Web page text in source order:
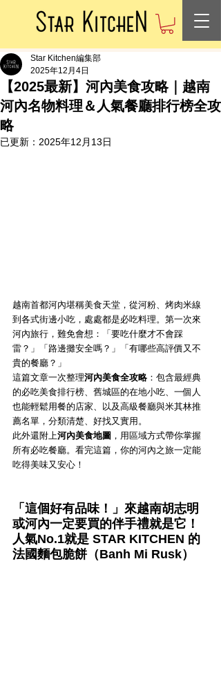
【2025最新】河內美食攻略｜越南
河內名物料理＆人氣餐廳排行榜全攻
略
Star Kitchen編集部
2025年12月4日
已更新： 2025年12月13日
越南首都河內堪稱美食天堂，從河粉、烤肉米線
到各式街邊小吃，處處都是必吃料理。第一次來
河內旅行，難免會想：「要吃什麼才不會踩
雷？」「路邊攤安全嗎？」「有哪些高評價又不
貴的餐廳？」
這篇文章一次整理河內美食全攻略 ：包含最經典
的必吃美食排行榜、舊城區的在地小吃、一個人
也能輕鬆用餐的店家、以及高級餐廳與米其林推
薦名單，分類清楚、好找又實用。
此外還附上河內美食地圖 ，用區域方式帶你掌握
所有必吃餐廳。看完這篇，你的河內之旅一定能
吃得美味又安心！
「這個好有品味！」來越南胡志明
或河內一定要買的伴手禮就是它！
人氣No.1就是 STAR KITCHEN 的
法國麵包脆餅（Banh Mi Rusk）